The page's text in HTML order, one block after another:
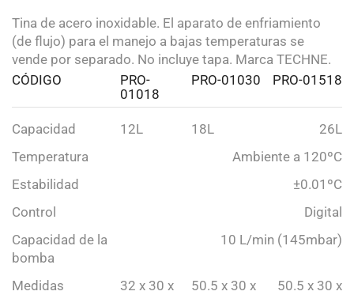
Tina de acero inoxidable. El aparato de enfriamiento
(de flujo) para el manejo a bajas temperaturas se
vende por separado. No incluye tapa. Marca TECHNE.
CÓDIGO
PRO-
01018
PRO-01030 PRO-01518
Capacidad 12L 18L
26L
Temperatura
Ambiente a 120ºC
Estabilidad
±0.01ºC
Control
Digital
Capacidad de la
bomba
10 L/min (145mbar)
Medidas
32 x 30 x
50.5 x 30 x
50.5 x 30 x